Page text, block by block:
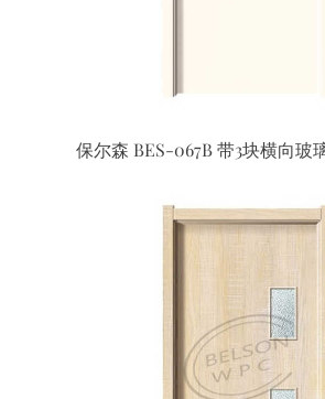
保尔森 BES-067B 带3块横向玻